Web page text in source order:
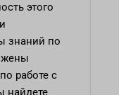
этого
знаний по
работе с